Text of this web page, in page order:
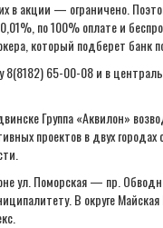
в акции — ограничено.
по 100% оплате и
который подберет банк
65-00-08 и в
Группа «Аквилон»
проектов в двух
ул. Поморская — пр.
В округе